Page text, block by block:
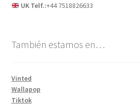
UK Telf.:+44 7518826633
También estamos en…
Vinted
Wallapop
Tiktok